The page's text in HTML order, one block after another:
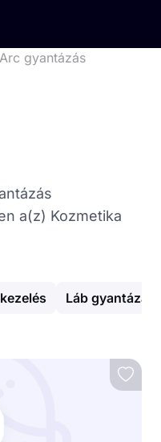
Arc gyantázás
a(z) Kozmetika
Láb gyantázás